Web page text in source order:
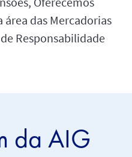
das Mercadorias
Responsabilidade
da AIG